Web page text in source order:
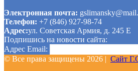
Электронная почта:
Телефон: +7 (846) 927-98-74
Адрес:ул. Советская Армия, д. 245 Е
Подпишись на новости сайта:
Адрес Email:
© Все права защищены 2026 | Сайт